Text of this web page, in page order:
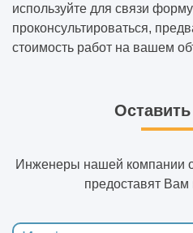
используйте для связи
проконсультироваться,
стоимость работ на вашем
Оставить
Инженеры нашей компании
предоставят Вам